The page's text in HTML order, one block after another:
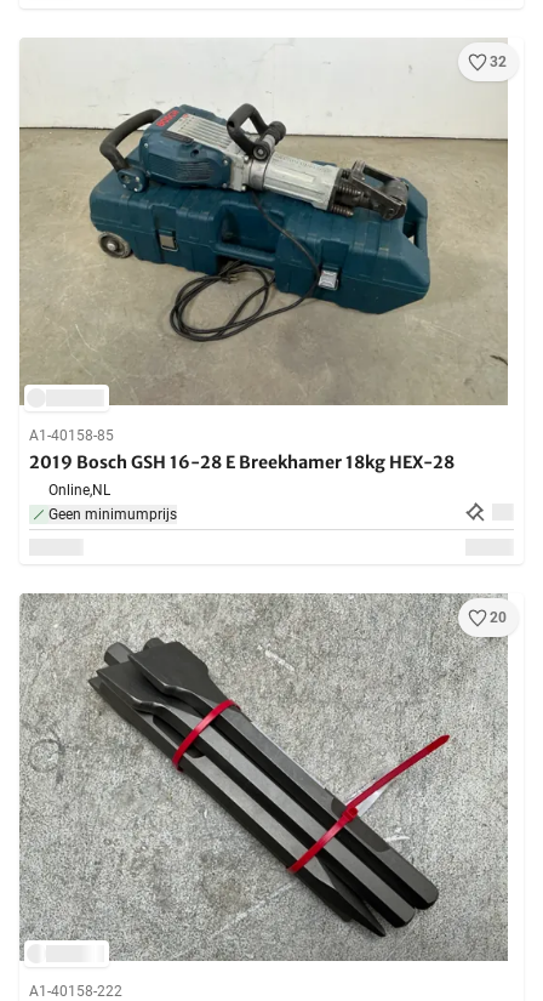
32
A1-40158-85
2019 Bosch GSH 16-28 E Breekhamer 18kg HEX-28
Online,NL
Geen minimumprijs
20
A1-40158-222